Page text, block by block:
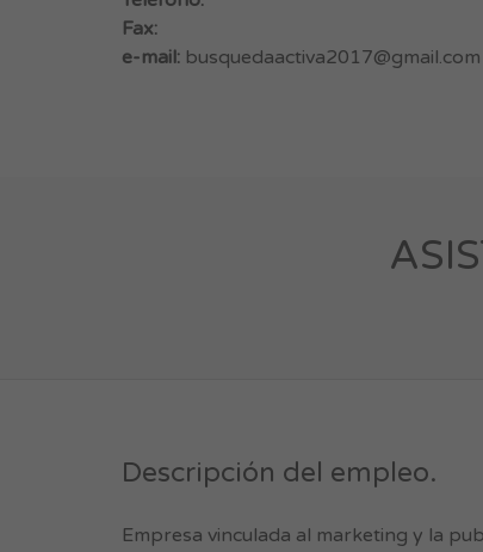
Fax:
e-mail: busquedaactiva2017@gmail.com
Descripción del empleo.
Empresa vinculada al marketing y la